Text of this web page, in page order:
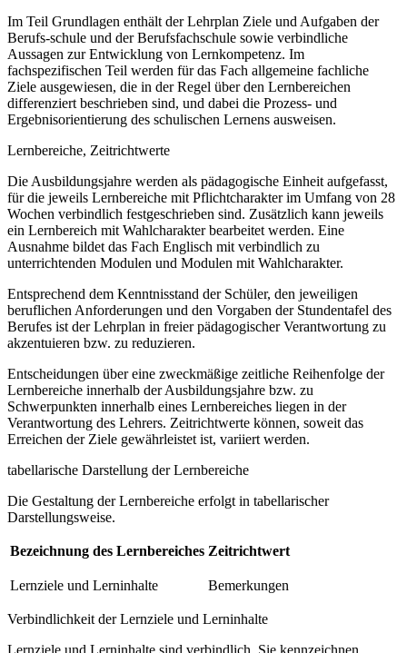
Im Teil Grundlagen enthält der Lehrplan Ziele und Aufgaben der
Berufs-schule und der Berufsfachschule sowie verbindliche
Aussagen zur Entwicklung von Lernkompetenz. Im
fachspezifischen Teil werden für das Fach allgemeine fachliche
Ziele ausgewiesen, die in der Regel über den Lernbereichen
differenziert beschrieben sind, und dabei die Prozess- und
Ergebnisorientierung des schulischen Lernens ausweisen.
Lernbereiche, Zeitrichtwerte
Die Ausbildungsjahre werden als pädagogische Einheit aufgefasst,
für die jeweils Lernbereiche mit Pflichtcharakter im Umfang von 28
Wochen verbindlich festgeschrieben sind. Zusätzlich kann jeweils
ein Lernbereich mit Wahlcharakter bearbeitet werden. Eine
Ausnahme bildet das Fach Englisch mit verbindlich zu
unterrichtenden Modulen und Modulen mit Wahlcharakter.
Entsprechend dem Kenntnisstand der Schüler, den jeweiligen
beruflichen Anforderungen und den Vorgaben der Stundentafel des
Berufes ist der Lehrplan in freier pädagogischer Verantwortung zu
akzentuieren bzw. zu reduzieren.
Entscheidungen über eine zweckmäßige zeitliche Reihenfolge der
Lernbereiche innerhalb der Ausbildungsjahre bzw. zu
Schwerpunkten innerhalb eines Lernbereiches liegen in der
Verantwortung des Lehrers. Zeitrichtwerte können, soweit das
Erreichen der Ziele gewährleistet ist, variiert werden.
tabellarische Darstellung der Lernbereiche
Die Gestaltung der Lernbereiche erfolgt in tabellarischer
Darstellungsweise.
Bezeichnung des Lernbereiches Zeitrichtwert
Lernziele und Lerninhalte Bemerkungen
Verbindlichkeit der Lernziele und Lerninhalte